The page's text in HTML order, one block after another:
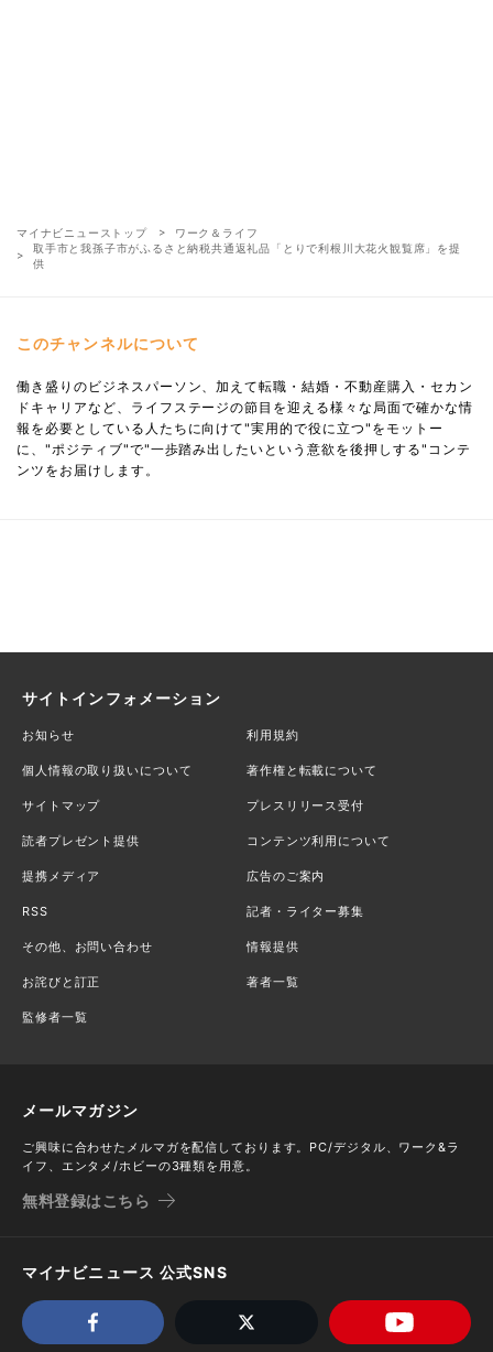
マイナビニューストップ
ワーク＆ライフ
取手市と我孫子市がふるさと納税共通返礼品「とりで利根川大花火観覧席」を提
供
このチャンネルについて
働き盛りのビジネスパーソン、加えて転職・結婚・不動産購入・セカン
ドキャリアなど、ライフステージの節目を迎える様々な局面で確かな情
報を必要としている人たちに向けて"実用的で役に立つ"をモットー
に、"ポジティブ"で"一歩踏み出したいという意欲を後押しする"コンテ
ンツをお届けします。
サイトインフォメーション
お知らせ 利用規約
個人情報の取り扱いについて 著作権と転載について
サイトマップ プレスリリース受付
読者プレゼント提供 コンテンツ利用について
提携メディア 広告のご案内
RSS 記者・ライター募集
その他、お問い合わせ 情報提供
お詫びと訂正 著者一覧
監修者一覧
メールマガジン
ご興味に合わせたメルマガを配信しております。PC/デジタル、ワーク&ラ
イフ、エンタメ/ホビーの3種類を用意。
無料登録はこちら
マイナビニュース 公式SNS